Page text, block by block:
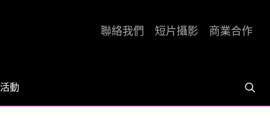
活動
聯絡我們 短片攝影 商業合作